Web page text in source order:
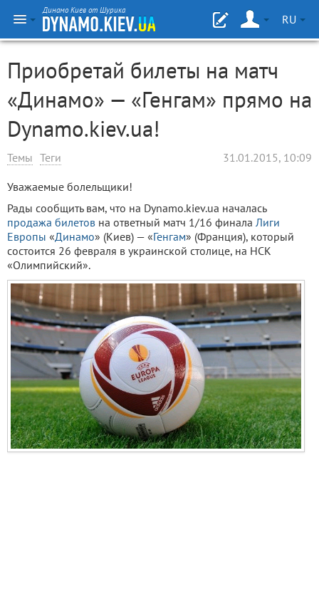
Динамо Киев от Шурика
RU
Приобретай билеты на матч
«Динамо» — «Генгам» прямо на
Dynamo.kiev.ua!
Темы Теги 31.01.2015, 10:09
Уважаемые болельщики!
Рады сообщить вам, что на Dynamo.kiev.ua началась
продажа билетов на ответный матч 1/16 финала Лиги
Европы «Динамо» (Киев) — «Генгам» (Франция), который
состоится 26 февраля в украинской столице, на НСК
«Олимпийский».